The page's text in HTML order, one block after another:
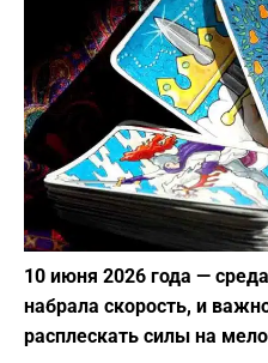
10 июня 2026 года —
набрала скорость, и
расплескать силы на